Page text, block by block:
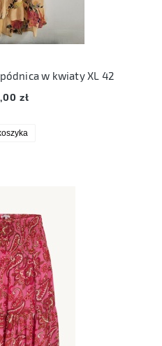
w kwiaty XL 42
zł